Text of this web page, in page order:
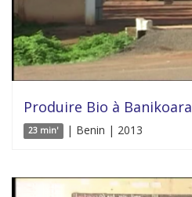
Produire Bio à Banikoara
23 min' | Benin | 2013